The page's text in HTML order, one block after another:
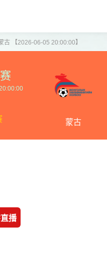
古 【2026-06-05 20:00:00】
蒙古
播